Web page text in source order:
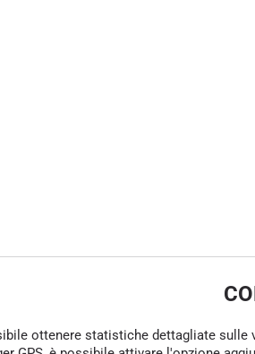
ottenere statistiche dettagliate